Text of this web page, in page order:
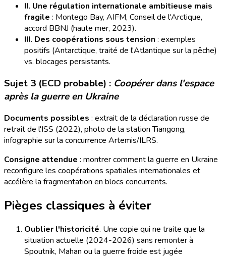
II. Une régulation internationale ambitieuse mais
fragile : Montego Bay, AIFM, Conseil de l'Arctique,
accord BBNJ (haute mer, 2023).
III. Des coopérations sous tension : exemples
positifs (Antarctique, traité de l'Atlantique sur la pêche)
vs. blocages persistants.
Sujet 3 (ECD probable) : Coopérer dans l'espace
après la guerre en Ukraine
Documents possibles : extrait de la déclaration russe de
retrait de l'ISS (2022), photo de la station Tiangong,
infographie sur la concurrence Artemis/ILRS.
Consigne attendue : montrer comment la guerre en Ukraine
reconfigure les coopérations spatiales internationales et
accélère la fragmentation en blocs concurrents.
Pièges classiques à éviter
Oublier l'historicité. Une copie qui ne traite que la
situation actuelle (2024-2026) sans remonter à
Spoutnik, Mahan ou la guerre froide est jugée